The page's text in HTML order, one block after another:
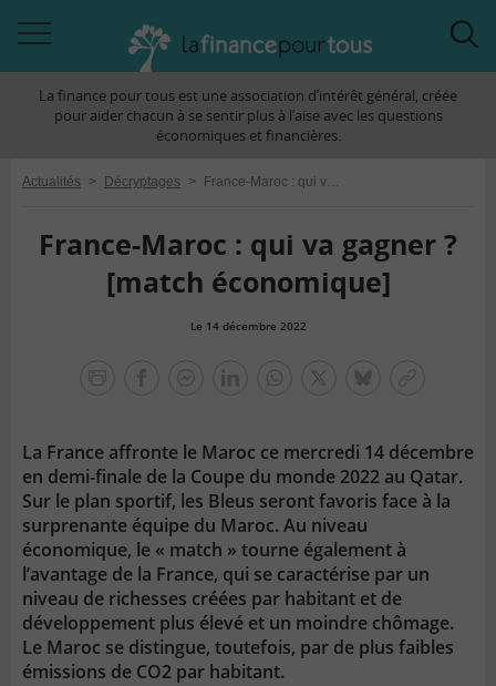
àLa finance pour tous est une association d’intérêt général, créée
pour aider chacun à se sentir plus à l’aise avec les questions
économiques et financières.
Actualités > Décryptages > France-Maroc : qui va gagner ? [match économique]
France-Maroc : qui va gagner ?
[match économique]
Le 14 décembre 2022
La France affronte le Maroc ce mercredi 14 décembre
en demi-finale de la Coupe du monde 2022 au Qatar.
Sur le plan sportif, les Bleus seront favoris face à la
surprenante équipe du Maroc. Au niveau
économique, le « match » tourne également à
l’avantage de la France, qui se caractérise par un
niveau de richesses créées par habitant et de
développement plus élevé et un moindre chômage.
Le Maroc se distingue, toutefois, par de plus faibles
émissions de CO2 par habitant.